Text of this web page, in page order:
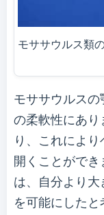
モササウルス類
モササウルス
の柔軟性にあ
り、これによ
開くことがで
は、自分より大
を可能にした